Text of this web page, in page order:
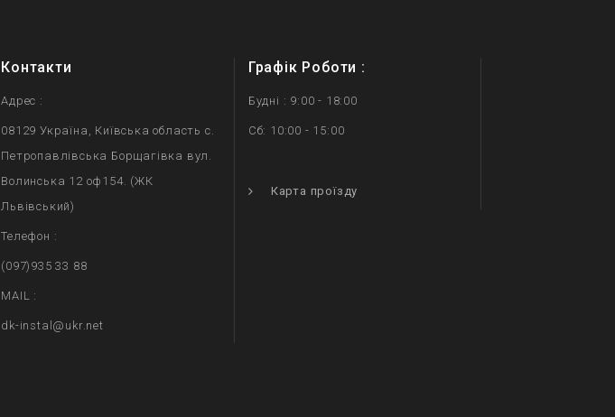
Контакти
Адрес :
08129 Україна, Київська область с.
Петропавлівська Борщагівка вул.
Волинська 12 оф154. (ЖК
Львівський)
Телефон :
(097)935 33 88
MAIL :
dk-instal@ukr.net
Графік Роботи :
Будні : 9:00 - 18:00
Сб: 10:00 - 15:00
Карта проїзду